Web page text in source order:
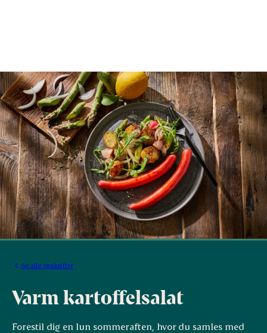
Se alle opskrifter
Varm kartoffelsalat
Forestil dig en lun sommeraften, hvor du samles med